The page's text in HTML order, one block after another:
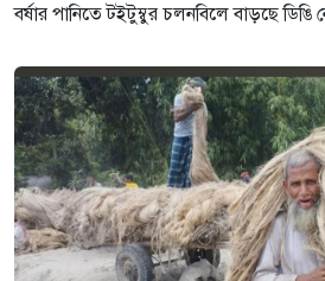
বর্ষার পানিতে টইটুম্বুর চলনবিলে বাড়ছে ডিঙি